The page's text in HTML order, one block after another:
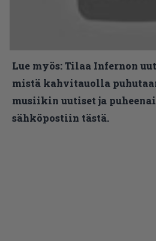
Lue myös:Tilaa Infernon
mistä kahvitauolla
musiikin uutiset ja
sähköpostiin tästä.